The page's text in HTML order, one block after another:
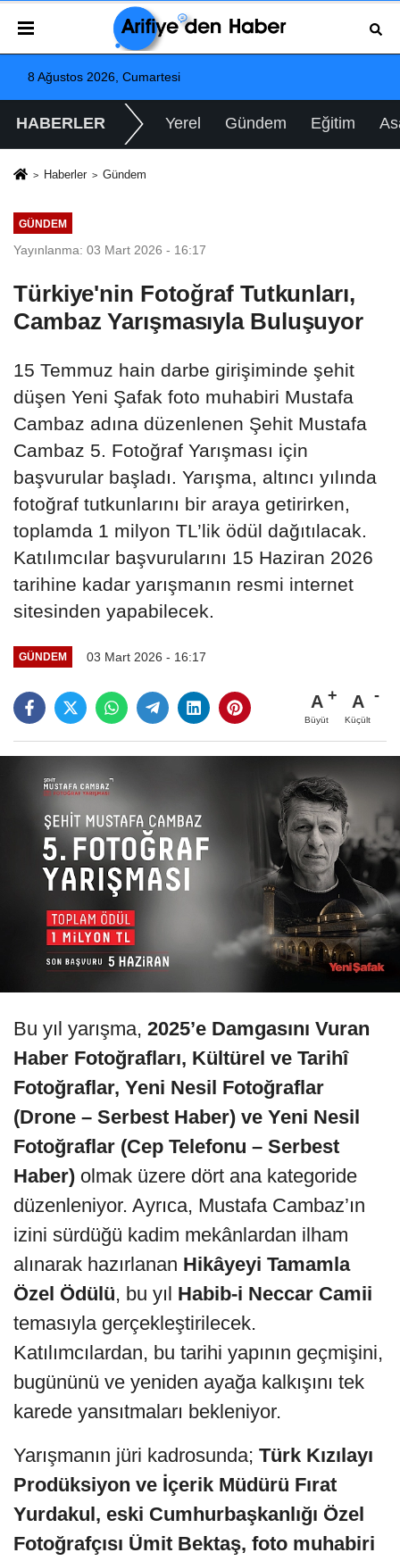
8 Ağustos 2026, Cumartesi
HABERLER Yerel Gündem Eğitim
Haberler Gündem
GÜNDEM
Yayınlanma: 03 Mart 2026 - 16:17
Türkiye'nin Fotoğraf Tutkunları,
Cambaz Yarışmasıyla Buluşuyor
15 Temmuz hain darbe girişiminde şehit
düşen Yeni Şafak foto muhabiri Mustafa
Cambaz adına düzenlenen Şehit Mustafa
Cambaz 5. Fotoğraf Yarışması için
başvurular başladı. Yarışma, altıncı yılında
fotoğraf tutkunlarını bir araya getirirken,
toplamda 1 milyon TL’lik ödül dağıtılacak.
Katılımcılar başvurularını 15 Haziran 2026
tarihine kadar yarışmanın resmi internet
sitesinden yapabilecek.
GÜNDEM 03 Mart 2026 - 16:17
A
Büyüt
A
Küçült
Bu yıl yarışma, 2025’e Damgasını Vuran
Haber Fotoğrafları, Kültürel ve Tarihî
Fotoğraflar, Yeni Nesil Fotoğraflar
(Drone – Serbest Haber) ve Yeni Nesil
Fotoğraflar (Cep Telefonu – Serbest
Haber) olmak üzere dört ana kategoride
düzenleniyor. Ayrıca, Mustafa Cambaz’ın
izini sürdüğü kadim mekânlardan ilham
alınarak hazırlanan Hikâyeyi Tamamla
Özel Ödülü, bu yıl Habib-i Neccar Camii
temasıyla gerçekleştirilecek.
Katılımcılardan, bu tarihi yapının geçmişini,
bugününü ve yeniden ayağa kalkışını tek
karede yansıtmaları bekleniyor.
Yarışmanın jüri kadrosunda; Türk Kızılayı
Prodüksiyon ve İçerik Müdürü Fırat
Yurdakul, eski Cumhurbaşkanlığı Özel
Fotoğrafçısı Ümit Bektaş, foto muhabiri